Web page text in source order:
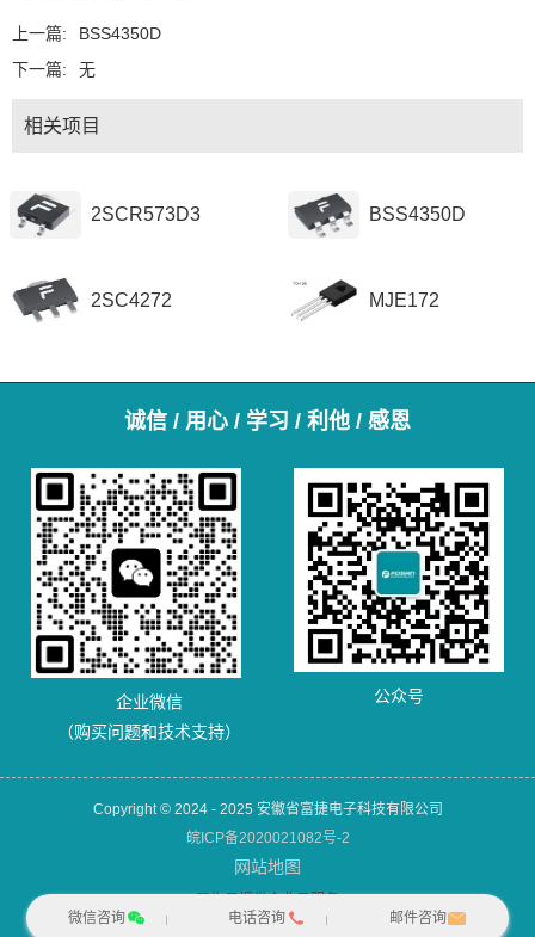
上一篇:
BSS4350D
下一篇:
无
相关项目
2SCR573D3 BSS4350D
2SC4272 MJE172
诚信 / 用心 / 学习 / 利他 / 感恩
企业微信
（购买问题和技术支持）
公众号
Copyright © 2024 - 2025 安徽省富捷电子科技有限公司
皖ICP备2020021082号-2
网站地图
犀牛云提供企业云服务
微信咨询
电话咨询 邮件咨询